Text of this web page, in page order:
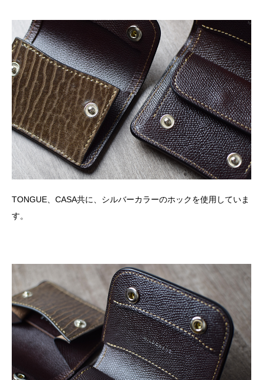
TONGUE、CASA共に、シルバーカラーのホックを使用していま
す。